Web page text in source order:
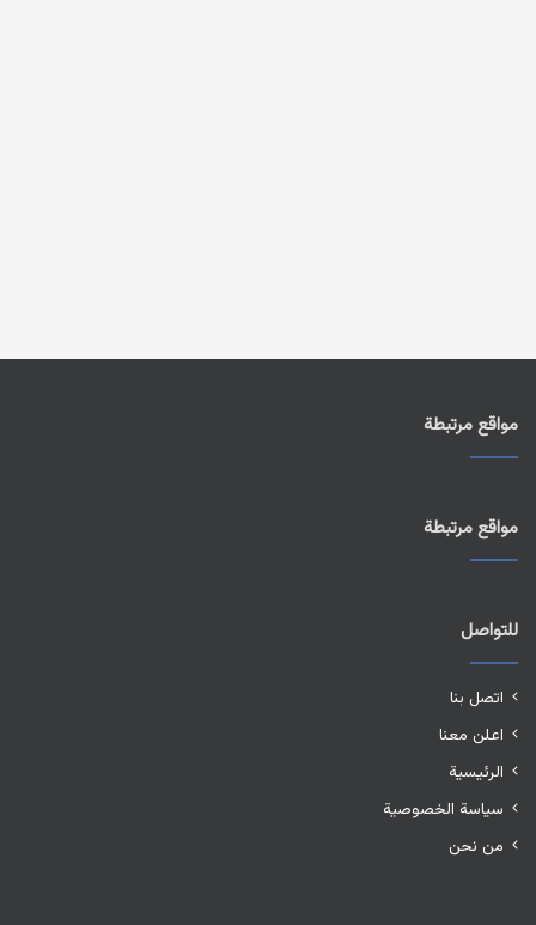
مواقع مرتبطة
مواقع مرتبطة
للتواصل
اتصل بنا
اعلن معنا
الرئيسية
سياسة الخصوصية
من نحن